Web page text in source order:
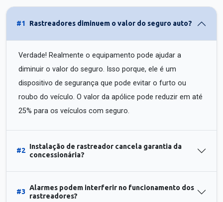
#1 Rastreadores diminuem o valor do seguro auto?
Verdade! Realmente o equipamento pode ajudar a
diminuir o valor do seguro. Isso porque, ele é um
dispositivo de segurança que pode evitar o furto ou
roubo do veículo. O valor da apólice pode reduzir em até
25% para os veículos com seguro.
#2
Instalação de rastreador cancela garantia da
concessionária?
#3
Alarmes podem interferir no funcionamento dos
rastreadores?